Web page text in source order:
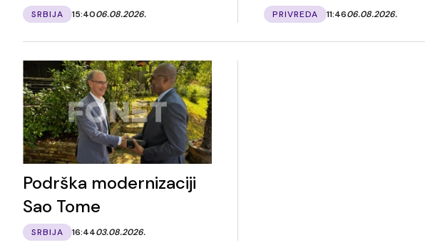
SRBIJA 15:4006.08.2026. PRIVREDA 11:4606.08.2026.
Podrška modernizaciji
Sao Tome
SRBIJA 16:4403.08.2026.